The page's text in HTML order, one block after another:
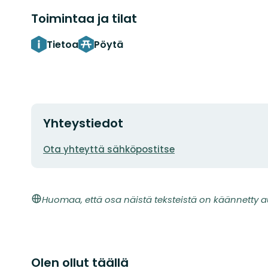
Toimintaa ja tilat
Tietoa Pöytä
Yhteystiedot
Sähköpostiosoite
Ota yhteyttä sähköpostitse
Huomaa, että osa näistä teksteistä on käännetty
Olen ollut täällä